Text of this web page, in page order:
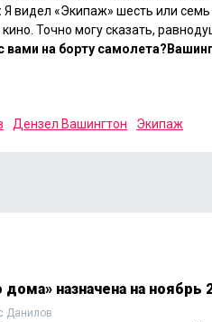
Я видел «Экипаж» шесть или семь
Точно могу сказать,
вами на борту самолета?
Дензел Вашингтон Экипаж
назначена на ноябрь
Данилов